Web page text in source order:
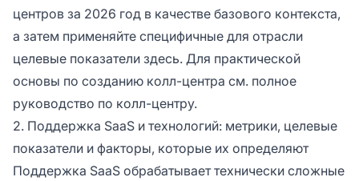
центров за 2026 год в качестве базового контекста,
а затем применяйте специфичные для отрасли
целевые показатели здесь. Для практической
основы по созданию колл-центра см. полное
руководство по колл-центру.
2. Поддержка SaaS и технологий: метрики, целевые
показатели и факторы, которые их определяют
Поддержка SaaS обрабатывает технически сложные